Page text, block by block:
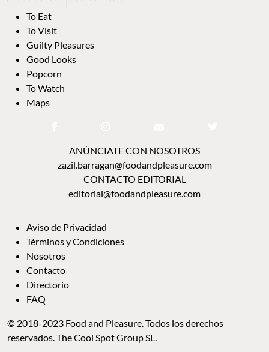
To Eat
To Visit
Guilty Pleasures
Good Looks
Popcorn
To Watch
Maps
ANÚNCIATE CON NOSOTROS
zazil.barragan@foodandpleasure.com
CONTACTO EDITORIAL
editorial@foodandpleasure.com
Aviso de Privacidad
Términos y Condiciones
Nosotros
Contacto
Directorio
FAQ
© 2018-2023 Food and Pleasure. Todos los derechos
reservados. The Cool Spot Group SL.